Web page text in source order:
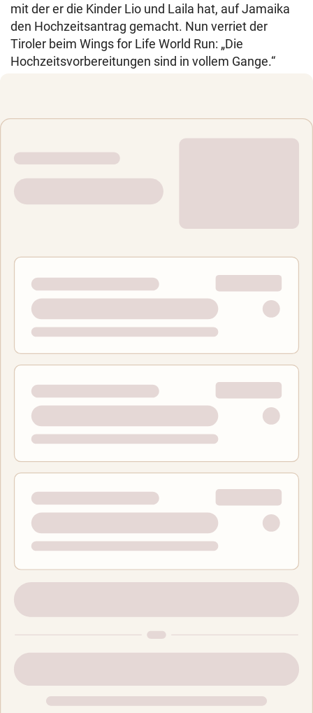
mit der er die Kinder Lio und Laila hat, auf Jamaika
den Hochzeitsantrag gemacht. Nun verriet der
Tiroler beim Wings for Life World Run: „Die
Hochzeitsvorbereitungen sind in vollem Gange.“